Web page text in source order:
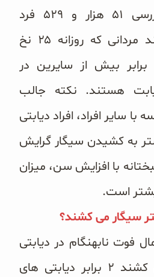
محققان پس از بررسی ۵۱ هزار و ۵۲۹ فرد
آمریکایی اعلام کردند مردانی که روزانه ۲۵ نخ
سیگار می کشند،۲ برابر بیش از سایرین در
هستند. نکته جالب
سایر افراد، افراد دیابتی
سال بیشتر به کشیدن سیگار گرایش
با افزایش سن، میزان
است.
سیگار می کشند؟
فوت نابهنگام در دیابتی
هایی که سیگار می کشند ۲ برابر دیابتی های